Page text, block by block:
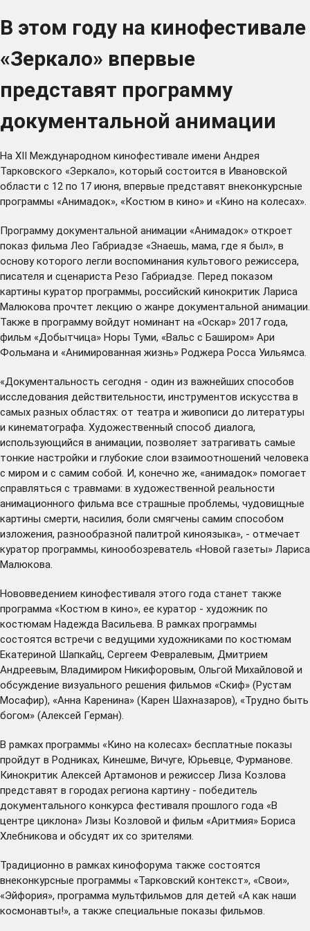
В этом году на кинофестивале
«Зеркало» впервые
представят программу
документальной анимации
На ХII Международном кинофестивале имени Андрея
Тарковского «Зеркало», который состоится в Ивановской
области с 12 по 17 июня, впервые представят внеконкурсные
программы «Анимадок», «Костюм в кино» и «Кино на колесах».
Программу документальной анимации «Анимадок» откроет
показ фильма Лео Габриадзе «Знаешь, мама, где я был», в
основу которого легли воспоминания культового режиссера,
писателя и сценариста Резо Габриадзе. Перед показом
картины куратор программы, российский кинокритик Лариса
Малюкова прочтет лекцию о жанре документальной анимации.
Также в программу войдут номинант на «Оскар» 2017 года,
фильм «Добытчица» Норы Туми, «Вальс с Баширом» Ари
Фольмана и «Анимированная жизнь» Роджера Росса Уильямса.
«Документальность сегодня - один из важнейших способов
исследования действительности, инструментов искусства в
самых разных областях: от театра и живописи до литературы
и кинематографа. Художественный способ диалога,
использующийся в анимации, позволяет затрагивать самые
тонкие настройки и глубокие слои взаимоотношений человека
с миром и с самим собой. И, конечно же, «анимадок» помогает
справляться с травмами: в художественной реальности
анимационного фильма все страшные проблемы, чудовищные
картины смерти, насилия, боли смягчены самим способом
изложения, разнообразной палитрой киноязыка», - отмечает
куратор программы, кинообозреватель «Новой газеты» Лариса
Малюкова.
Нововведением кинофестиваля этого года станет также
программа «Костюм в кино», ее куратор - художник по
костюмам Надежда Васильева. В рамках программы
состоятся встречи с ведущими художниками по костюмам
Екатериной Шапкайц, Сергеем Февралевым, Дмитрием
Андреевым, Владимиром Никифоровым, Ольгой Михайловой и
обсуждение визуального решения фильмов «Скиф» (Рустам
Мосафир), «Анна Каренина» (Карен Шахназаров), «Трудно быть
богом» (Алексей Герман).
В рамках программы «Кино на колесах» бесплатные показы
пройдут в Родниках, Кинешме, Вичуге, Юрьевце, Фурманове
Кинокритик Алексей Артамонов и режиссер Лиза Козлова
представят в городах региона картину - победитель
документального конкурса фестиваля прошлого года «В
центре циклона» Лизы Козловой и фильм «Аритмия» Бориса
Хлебникова и обсудят их со зрителями.
Традиционно в рамках кинофорума также состоятся
внеконкурсные программы «Тарковский контекст», «Свои»,
«Эйфория», программа мультфильмов для детей «А как наши
космонавты!», а также специальные показы фильмов.